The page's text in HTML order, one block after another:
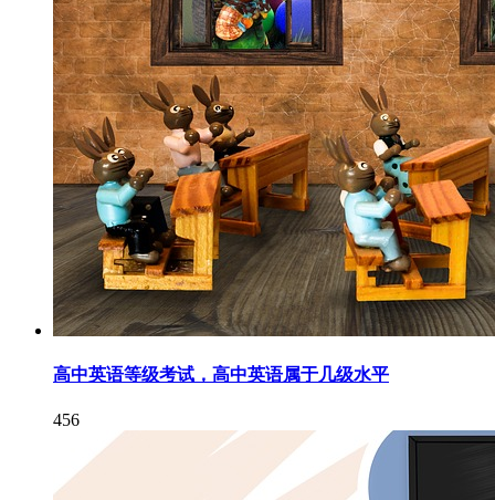
高中英语等级考试，高中英语属于几级水平
456